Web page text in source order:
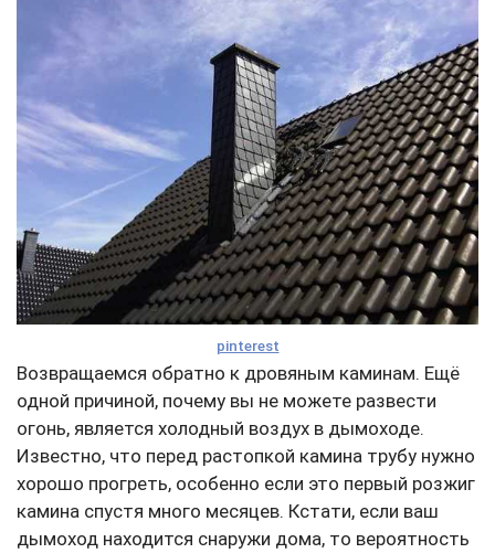
pinterest
Возвращаемся обратно к дровяным каминам. Ещё
одной причиной, почему вы не можете развести
огонь, является холодный воздух в дымоходе.
Известно, что перед растопкой камина трубу нужно
хорошо прогреть, особенно если это первый розжиг
камина спустя много месяцев. Кстати, если ваш
дымоход находится снаружи дома, то вероятность